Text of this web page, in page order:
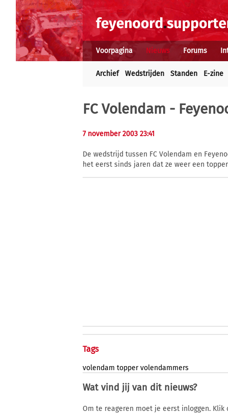
Voorpagina Nieuws Forums
Archief Wedstrijden Standen E-zine
FC Volendam -
7 november 2003 23:41
De wedstrijd tussen FC Volendam en
het eerst sinds jaren dat ze weer een
Tags
volendam topper volendammers
Wat vind jij van dit nieuws?
Om te reageren moet je eerst inloggen. Klik